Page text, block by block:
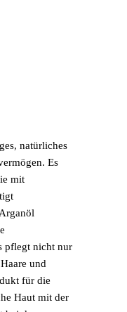
natürliches
Es
mit
pflegt nicht nur
und
für die
Haut mit der